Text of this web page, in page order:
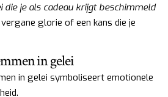
die je als cadeau krijgt beschimmeld
glorie of een kans die je
in gelei